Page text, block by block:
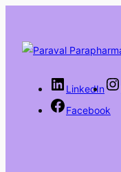
LinkedIn
Facebook